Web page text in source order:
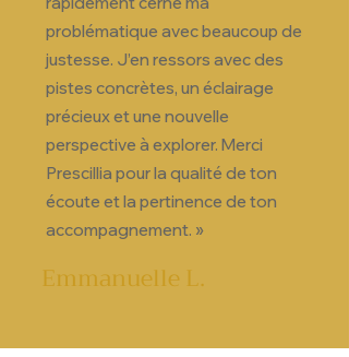
problématique avec beaucoup de
justesse. J’en ressors avec des
pistes concrètes, un éclairage
précieux et une nouvelle
perspective à explorer. Merci
Prescillia pour la qualité de ton
écoute et la pertinence de ton
accompagnement. »
Emmanuelle L.